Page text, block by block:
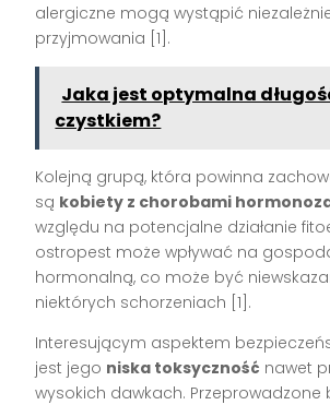
alergiczne mogą wystąpić
przyjmowania [1].
Jaka jest optymalna
czystkiem?
Kolejną grupą, która powinna
są kobiety z chorobami
względu na potencjalne działanie
ostropest może wpływać na
hormonalną, co może być
niektórych schorzeniach [1].
Interesującym aspektem
jest jego niska toksyczność nawet
wysokich dawkach. Przeprowadzone